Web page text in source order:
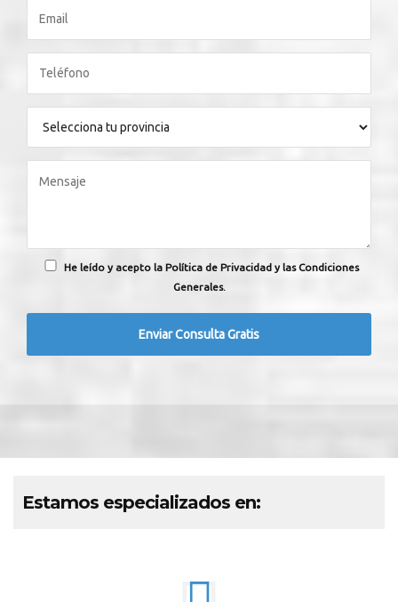
He leído y acepto la Política de Privacidad y las Condiciones
Generales.
Estamos especializados en: